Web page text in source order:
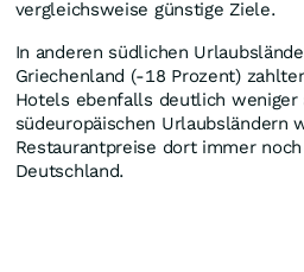
vergleichsweise günstige Ziele.
In anderen südlichen
Griechenland (-18 Prozent)
Hotels ebenfalls deutlich
südeuropäischen Urlaubsländern
Restaurantpreise dort immer
Deutschland.